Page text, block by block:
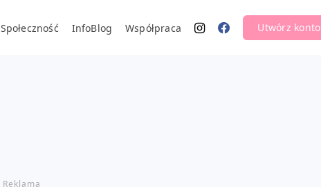
Społeczność InfoBlog Współpraca Utwórz konto